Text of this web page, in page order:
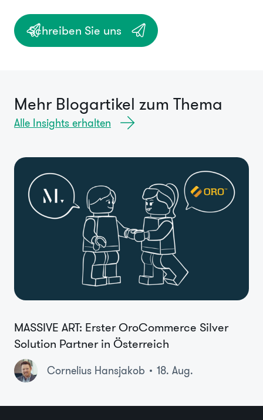
Schreiben Sie uns
Mehr Blogartikel zum Thema
Alle Insights erhalten
MASSIVE ART: Erster OroCommerce Silver
Solution Partner in Österreich
Cornelius Hansjakob 18. Aug.